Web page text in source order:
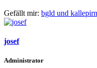
Gefällt mir: bgld und
josef
Administrator